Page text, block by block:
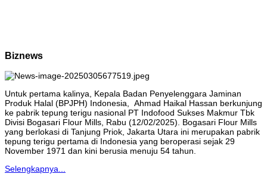
Biznews
Untuk pertama kalinya, Kepala Badan Penyelenggara Jaminan
Produk Halal (BPJPH) Indonesia, Ahmad Haikal Hassan berkunjung
ke pabrik tepung terigu nasional PT Indofood Sukses Makmur Tbk
Divisi Bogasari Flour Mills, Rabu (12/02/2025). Bogasari Flour Mills
yang berlokasi di Tanjung Priok, Jakarta Utara ini merupakan pabrik
tepung terigu pertama di Indonesia yang beroperasi sejak 29
November 1971 dan kini berusia menuju 54 tahun.
Selengkapnya...